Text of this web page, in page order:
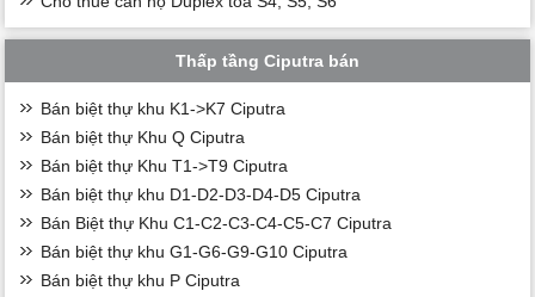
Thấp tầng Ciputra bán
Bán biệt thự khu K1->K7 Ciputra
Bán biệt thự Khu Q Ciputra
Bán biệt thự Khu T1->T9 Ciputra
Bán biệt thự khu D1-D2-D3-D4-D5 Ciputra
Bán Biệt thự Khu C1-C2-C3-C4-C5-C7 Ciputra
Bán biệt thự khu G1-G6-G9-G10 Ciputra
Bán biệt thự khu P Ciputra